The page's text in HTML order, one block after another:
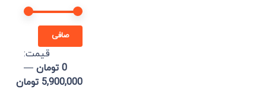
صافی
قيمت:
0 تومان
—
5,900,000 تومان